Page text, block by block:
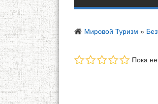
Мировой Туризм »
Пока